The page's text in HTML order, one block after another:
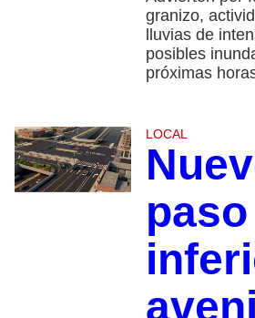
granizo,
lluvias de
posibles
próximas
LOCAL
paso